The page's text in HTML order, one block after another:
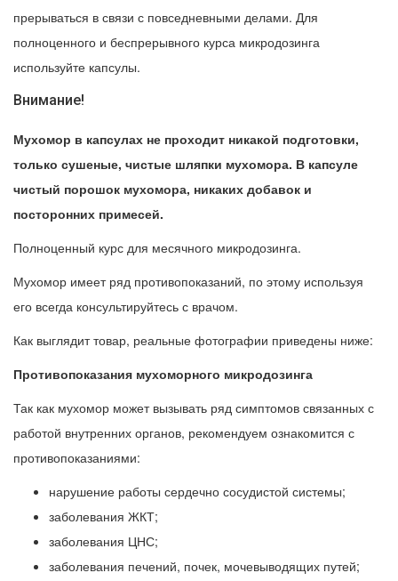
прерываться в связи с повседневными делами. Для
полноценного и беспрерывного курса микродозинга
используйте капсулы.
Внимание!
Мухомор в капсулах не проходит никакой подготовки,
только сушеные, чистые шляпки мухомора. В капсуле
чистый порошок мухомора, никаких добавок и
посторонних примесей.
Полноценный курс для месячного микродозинга.
Мухомор имеет ряд противопоказаний, по этому используя
его всегда консультируйтесь с врачом.
Как выглядит товар, реальные фотографии приведены ниже:
Противопоказания мухоморного микродозинга
Так как мухомор может вызывать ряд симптомов связанных с
работой внутренних органов, рекомендуем ознакомится с
противопоказаниями:
нарушение работы сердечно сосудистой системы;
заболевания ЖКТ;
заболевания ЦНС;
заболевания печений, почек, мочевыводящих путей;